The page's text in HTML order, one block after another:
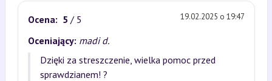
Ocena: 5 / 5 19.02.2025 o 19:47
Oceniający: madi d.
Dzięki za streszczenie, wielka pomoc przed
sprawdzianem! ?